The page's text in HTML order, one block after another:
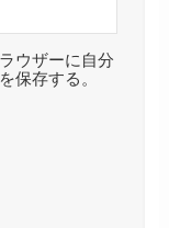
ウザーに自分
保存する。